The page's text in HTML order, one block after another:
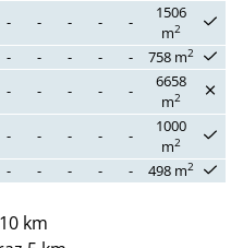
km
- - - - -
1506
m2
- - - - - 758 m2
- - - - -
6658
m2
- - - - -
1000
m2
- - - - - 498 m2